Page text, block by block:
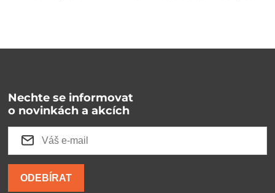
Nechte se informovat
o novinkách a akcích
ODEBÍRAT